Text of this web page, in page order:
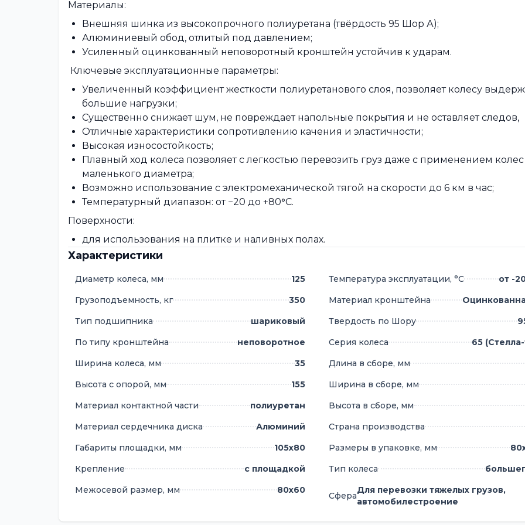
Материалы:
Внешняя шинка из высокопрочного полиуретана (твёрдость 95 Шор А);
Алюминиевый обод, отлитый под давлением;
Усиленный оцинкованный неповоротный кронштейн устойчив к ударам.
Ключевые эксплуатационные параметры:
Увеличенный коэффициент жесткости полиуретанового слоя, позволяет колесу
большие нагрузки;
Существенно снижает шум, не повреждает напольные покрытия и не оставляет следов,
Отличные характеристики сопротивлению качения и эластичности;
Высокая износостойкость;
Плавный ход колеса позволяет с легкостью перевозить груз даже с применением колес
маленького диаметра;
Возможно использование с электромеханической тягой на скорости до 6 км в час;
Температурный диапазон: от −20 до +80°C.
Поверхности:
для использования на плитке и наливных полах.
Характеристики
Диаметр колеса, мм
125
Грузоподъемность, кг
350
Тип подшипника
шариковый
По типу кронштейна
неповоротное
Ширина колеса, мм
35
Высота с опорой, мм
155
Материал контактной части
полиуретан
Материал сердечника диска
Алюминий
Габариты площадки, мм
105х80
Крепление
с площадкой
Межосевой размер, мм
80х60
Температура эксплуатации, °С
от -
Материал кронштейна
Твердость по Шору
Серия колеса
65
Длина в сборе, мм
Ширина в сборе, мм
Высота в сборе, мм
Страна производства
Размеры в упаковке, мм
Тип колеса
Сфера
Для перевозки тяжелых грузов,
автомобилестроение